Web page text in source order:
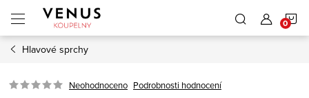
obsah
Hlavové sprchy
Neohodnoceno Podrobnosti hodnocení